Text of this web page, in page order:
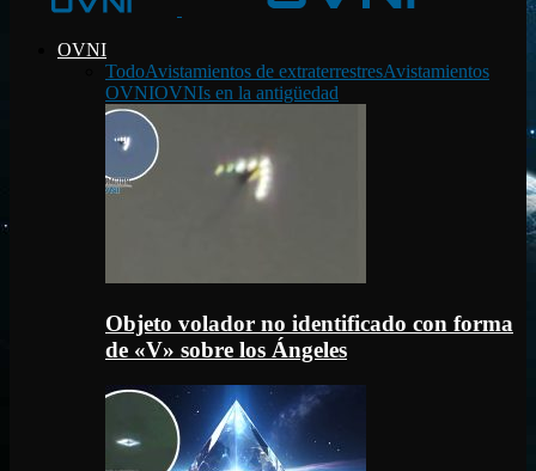
OVNI
TodoAvistamientos de extraterrestresAvistamientos
OVNIOVNIs en la antigüedad
Objeto volador no identificado con forma
de «V» sobre los Ángeles